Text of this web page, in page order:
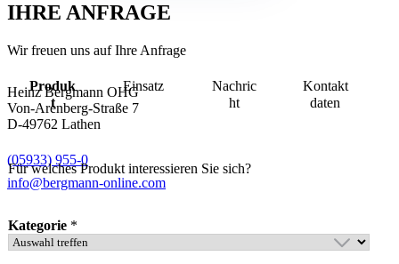
IHRE ANFRAGE
Wir freuen uns auf Ihre Anfrage
Produk
t
Einsatz
Nachric
ht
Kontakt
daten
Für welches Produkt interessieren Sie sich?
Kategorie *
Heinz Bergmann OHG
Von-Arenberg-Straße 7
D-49762 Lathen
(05933) 955-0
info@bergmann-online.com